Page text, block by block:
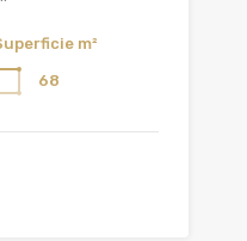
m²
68